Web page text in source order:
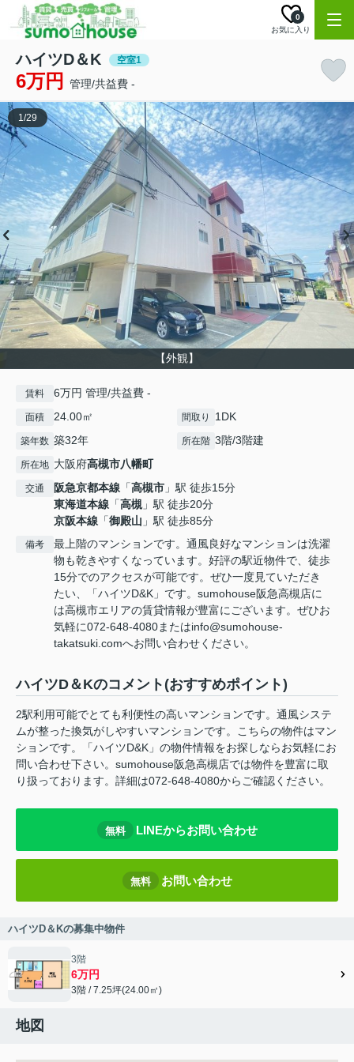
お気に入り
0
ハイツD＆K 空室1
6万円 管理/共益費 -
【外観】
1/29
賃料 6万円 管理/共益費 -
面積 24.00㎡ 間取り 1DK
築年数 築32年 所在階 3階/3階建
所在地 大阪府高槻市八幡町
交通 阪急京都本線 「高槻市 」駅 徒歩15分
東海道本線 「高槻 」駅 徒歩20分
京阪本線 「御殿山 」駅 徒歩85分
備考
最上階のマンションです。通風良好なマンションは洗濯
物も乾きやすくなっています。好評の駅近物件で、徒歩
15分でのアクセスが可能です。ぜひ一度見ていただき
たい、「ハイツD&K」です。sumohouse阪急高槻店に
は高槻市エリアの賃貸情報が豊富にございます。ぜひお
気軽に072-648-4080またはinfo@sumohouse-
takatsuki.comへお問い合わせください。
ハイツD＆Kのコメント(おすすめポイント)
2駅利用可能でとても利便性の高いマンションです。通風システ
ムが整った換気がしやすいマンションです。こちらの物件はマン
ションです。「ハイツD&K」の物件情報をお探しならお気軽にお
問い合わせ下さい。sumohouse阪急高槻店では物件を豊富に取
り扱っております。詳細は072-648-4080からご確認ください。
無料 LINEからお問い合わせ
無料 お問い合わせ
ハイツD＆Kの募集中物件
3階
6万円
3階 / 7.25坪(24.00㎡)
地図